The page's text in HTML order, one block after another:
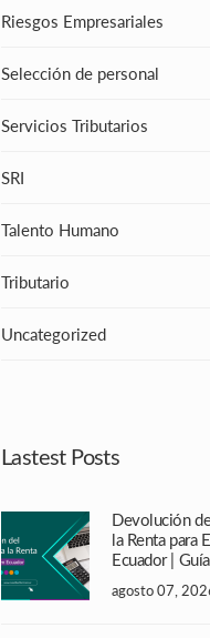
Riesgos Empresariales
Selección de personal
Servicios Tributarios
SRI
Talento Humano
Tributario
Uncategorized
Lastest Posts
Devolución
la Renta para
Ecuador |
agosto 07,